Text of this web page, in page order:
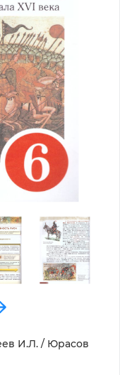
И.Л. / Юрасов